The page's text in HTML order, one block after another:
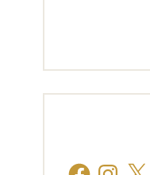
FacebookInstagram
X